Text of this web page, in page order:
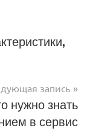
запись
нужно знать
в сервис